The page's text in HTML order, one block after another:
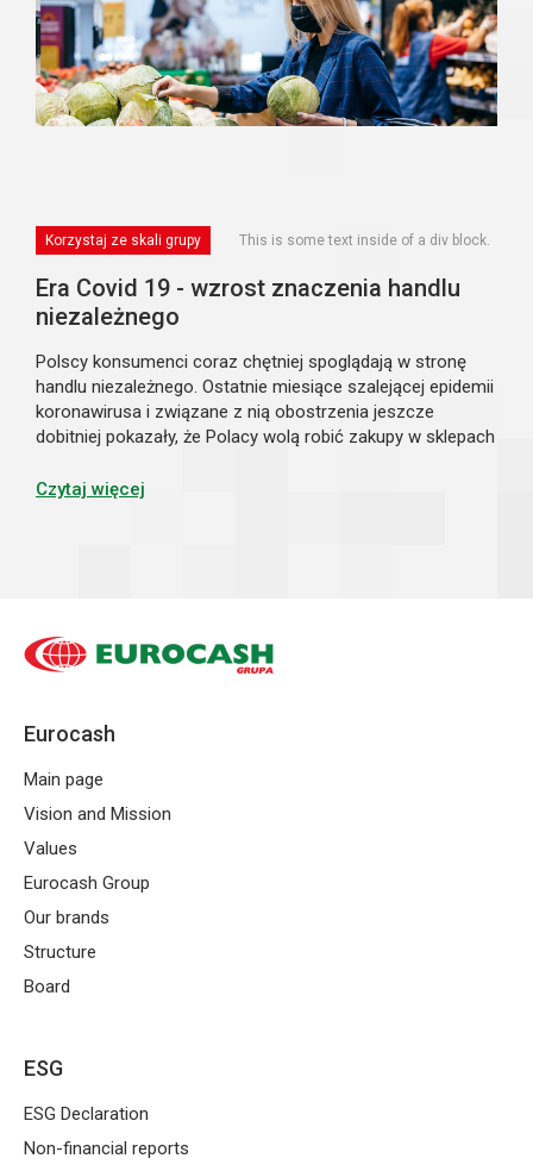
Korzystaj ze skali grupy This is some text inside of a div block.
Era Covid 19 - wzrost znaczenia handlu
niezależnego
Polscy konsumenci coraz chętniej spoglądają w stronę
handlu niezależnego. Ostatnie miesiące szalejącej epidemii
koronawirusa i związane z nią obostrzenia jeszcze
dobitniej pokazały, że Polacy wolą robić zakupy w sklepach
klientów? Mniej wizyt...
Czytaj więcej
Eurocash
Main page
Vision and Mission
Values
Eurocash Group
Our brands
Structure
Board
ESG
ESG Declaration
Non-financial reports